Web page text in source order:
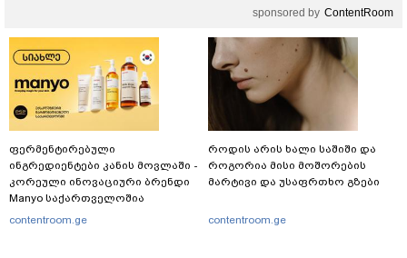
sponsored by ContentRoom
ფერმენტირებული
ინგრედიენტები კანის მოვლაში -
კორეული ინოვაციური ბრენდი
Manyo საქართველოშია
contentroom.ge
როდის არის ხალი საშიში და
როგორია მისი მოშორების
მარტივი და უსაფრთხო გზები
contentroom.ge